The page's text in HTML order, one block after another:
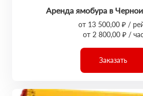
Аренда ямобура в
от 13 500,00 ₽ /
от 2 800,00 ₽ /
Заказать